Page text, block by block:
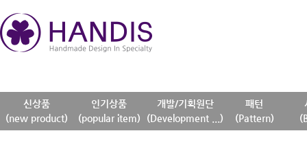
신상품
(new product)
인기상품
(popular item)
개발/기획원단
(Development ...)
패턴
(Pattern)